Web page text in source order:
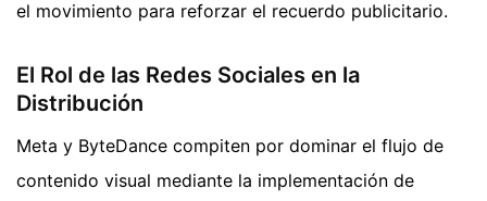
el movimiento para reforzar el recuerdo publicitario.
El Rol de las Redes Sociales en la
Distribución
Meta y ByteDance compiten por dominar el flujo de
contenido visual mediante la implementación de